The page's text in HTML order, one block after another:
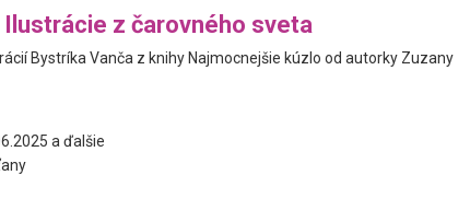
z čarovného sveta
Bystríka Vanča z knihy Najmocnejšie kúzlo od autorky Zuzany
a ďalšie